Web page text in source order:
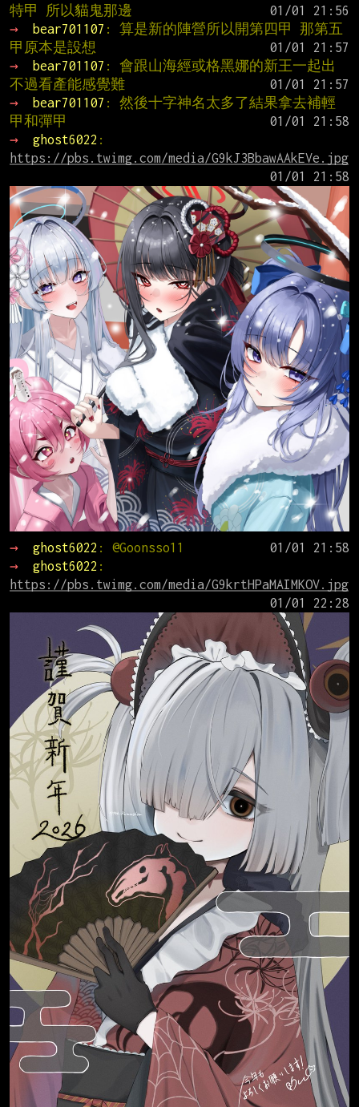
特甲 所以貓鬼那邊
→
bear701107 : 算是新的陣營所以開第四甲 那第五
甲原本是設想
→
bear701107 : 會跟山海經或格黑娜的新王一起出
不過看產能感覺難
→
bear701107 : 然後十字神名太多了結果拿去補輕
甲和彈甲
→
ghost6022
https://pbs.twimg.com/media/G9kJ3BbawAAkEVe.jpg
→ ghost6022 : @Goonsso11
→
ghost6022
https://pbs.twimg.com/media/G9krtHPaMAIMKOV.jpg